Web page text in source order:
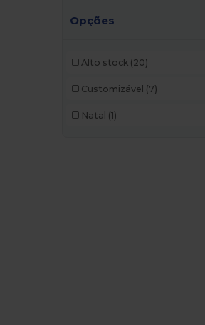
Opções
Alto stock (20)
Customizável (7)
Natal (1)